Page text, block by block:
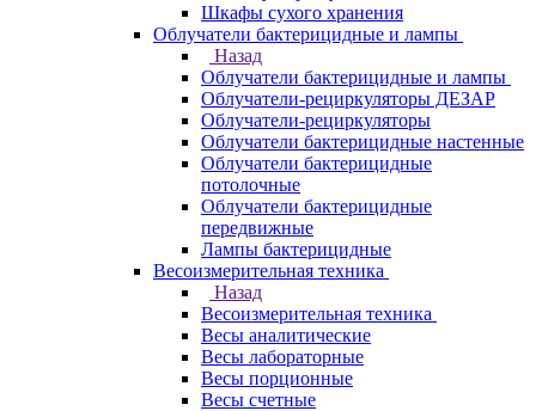
Шкафы сухого хранения
Облучатели бактерицидные и лампы
Назад
Облучатели бактерицидные и лампы
Облучатели-рециркуляторы ДЕЗАР
Облучатели-рециркуляторы
Облучатели бактерицидные настенные
Облучатели бактерицидные
потолочные
Облучатели бактерицидные
передвижные
Лампы бактерицидные
Весоизмерительная техника
Назад
Весоизмерительная техника
Весы аналитические
Весы лабораторные
Весы порционные
Весы счетные